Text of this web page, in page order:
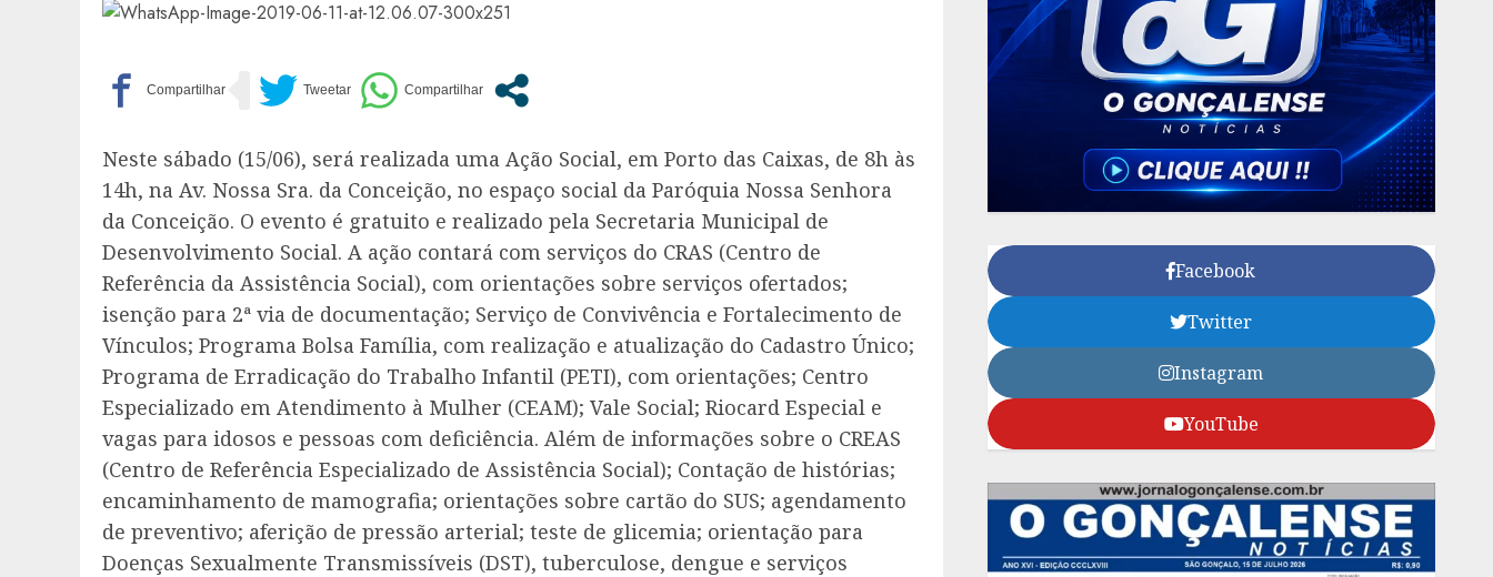
Neste sábado (15/06), será realizada uma Ação Social, em Porto das Caixas, de 8h às
14h, na Av. Nossa Sra. da Conceição, no espaço social da Paróquia Nossa Senhora
da Conceição. O evento é gratuito e realizado pela Secretaria Municipal de
Desenvolvimento Social. A ação contará com serviços do CRAS (Centro de
Referência da Assistência Social), com orientações sobre serviços ofertados;
isenção para 2ª via de documentação; Serviço de Convivência e Fortalecimento de
Vínculos; Programa Bolsa Família, com realização e atualização do Cadastro Único;
Programa de Erradicação do Trabalho Infantil (PETI), com orientações; Centro
Especializado em Atendimento à Mulher (CEAM); Vale Social; Riocard Especial e
vagas para idosos e pessoas com deficiência. Além de informações sobre o CREAS
(Centro de Referência Especializado de Assistência Social); Contação de histórias;
encaminhamento de mamografia; orientações sobre cartão do SUS; agendamento
de preventivo; aferição de pressão arterial; teste de glicemia; orientação para
Doenças Sexualmente Transmissíveis (DST), tuberculose, dengue e serviços
Facebook
Twitter
Instagram
YouTube